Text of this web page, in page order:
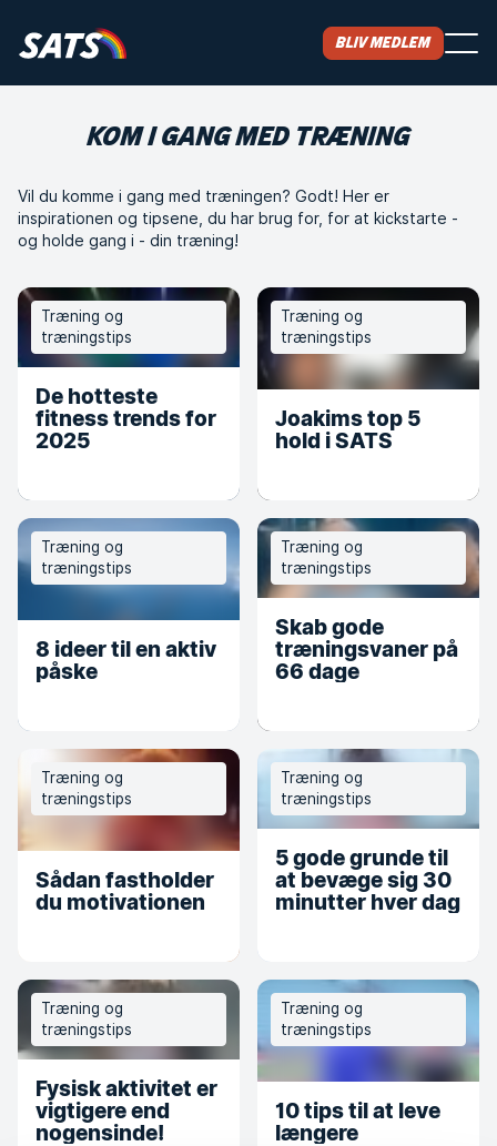
Bliv medlem
KOM I GANG MED TRÆNING
Vil du komme i gang med træningen? Godt! Her er
inspirationen og tipsene, du har brug for, for at kickstarte -
og holde gang i - din træning!
Træning og
træningstips
De hotteste
fitness trends for
2025
Træning og
træningstips
Joakims top 5
hold i SATS
Træning og
træningstips
8 ideer til en aktiv
påske
Træning og
træningstips
Skab gode
træningsvaner på
66 dage
Træning og
træningstips
Sådan fastholder
du motivationen
Træning og
træningstips
5 gode grunde til
at bevæge sig 30
minutter hver dag
Træning og
træningstips
Fysisk aktivitet er
vigtigere end
nogensinde!
Træning og
træningstips
10 tips til at leve
længere